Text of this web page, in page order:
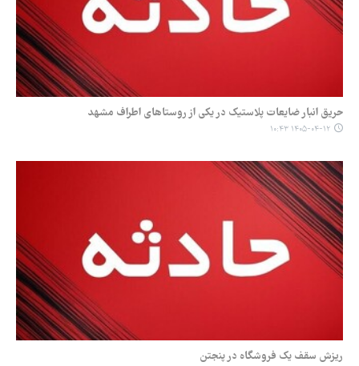
حریق انبار ضایعات پلاستیک در یکی از روستاهای اطراف مشهد
۱۴۰۵-۰۴-۱۲ ۱۰:۴۳
ریزش سقف یک فروشگاه در پنجتن